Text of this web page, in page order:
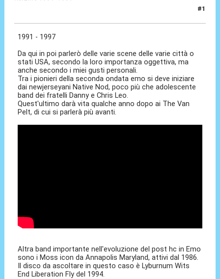
#1
1991 - 1997
Da qui in poi parlerò delle varie scene delle varie città o
stati USA, secondo la loro importanza oggettiva, ma
anche secondo i miei gusti personali.
Tra i pionieri della seconda ondata emo si deve iniziare
dai newjerseyani Native Nod, poco più che adolescente
band dei fratelli Danny e Chris Leo.
Quest'ultimo darà vita qualche anno dopo ai The Van
Pelt, di cui si parlerà più avanti.
Altra band importante nell'evoluzione del post hc in Emo
sono i Moss icon da Annapolis Maryland, attivi dal 1986.
Il disco da ascoltare in questo caso è Lyburnum Wits
End Liberation Fly del 1994.